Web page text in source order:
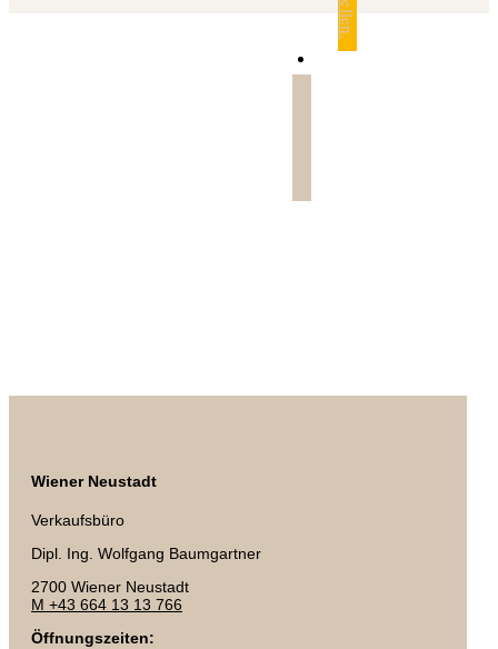
Wiener Neustadt
Verkaufsbüro
Dipl. Ing. Wolfgang Baumgartner
2700 Wiener Neustadt
M +43 664 13 13 766
Öffnungszeiten: